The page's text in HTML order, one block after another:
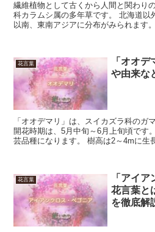
繊維植物として古くから人間と関わり
科カラムシ属の多年草です。 北海道以
以南、東南アジアに分布がみられます
花言葉
「オオ
や由来な
「オオデマリ」は、スイカズラ科のガ
開花時期は、5月中旬～6月上旬頃です
芸品種になります。 樹高は2～4mに生
花言葉
「アイ
花言葉と
を徹底解